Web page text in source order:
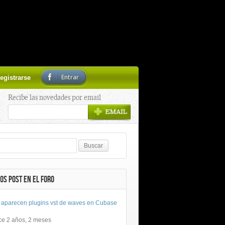
Entrar
Recibe las novedades por email
POST EN EL FORO
aparecen plugins vst de waves en Cubase
2 años, 2 meses